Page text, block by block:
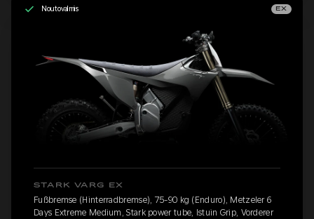
Noutovalmis EX
STARK VARG EX
Fußbremse (Hinterradbremse), 75-90 kg (Enduro), Metzeler 6
Days Extreme Medium, Stark power tube, Istuin Grip, Vorderer